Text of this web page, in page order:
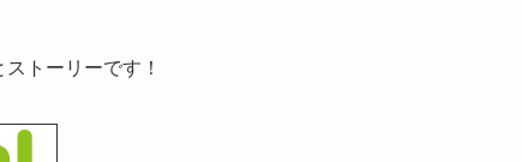
トーリーです！